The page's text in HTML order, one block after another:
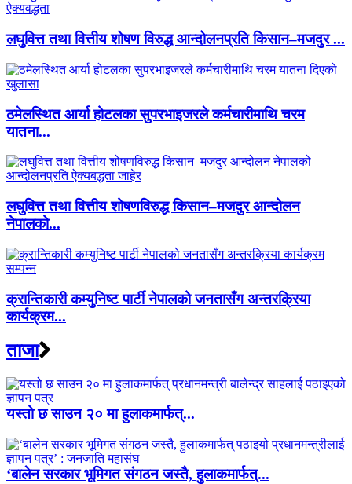
लघुवित्त तथा वित्तीय शोषण विरुद्ध आन्दोलनप्रति किसान–मजदुर ...
ठमेलस्थित आर्या होटलका सुपरभाइजरले कर्मचारीमाथि चरम
यातना...
लघुवित्त तथा वित्तीय शोषणविरुद्ध किसान–मजदुर आन्दोलन
नेपालको...
क्रान्तिकारी कम्युनिष्ट पार्टी नेपालको जनतासँग अन्तरक्रिया
कार्यक्रम...
ताजा
यस्तो छ साउन २० मा हुलाकमार्फत्...
‘बालेन सरकार भूमिगत संगठन जस्तै, हुलाकमार्फत्...